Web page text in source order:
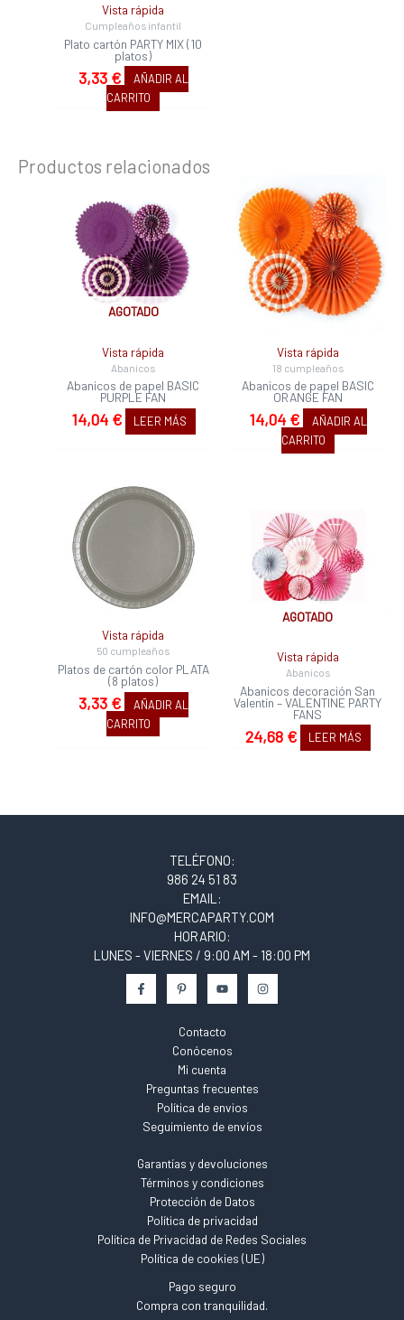
Vista rápida
Cumpleaños infantil
Plato cartón PARTY MIX (10
platos)
3,33 €
AÑADIR AL
CARRITO
Productos relacionados
AGOTADO
Vista rápida
Abanicos
Abanicos de papel BASIC
PURPLE FAN
14,04 € LEER MÁS
Vista rápida
18 cumpleaños
Abanicos de papel BASIC
ORANGE FAN
14,04 €
AÑADIR AL
CARRITO
Vista rápida
50 cumpleaños
Platos de cartón color PLATA
(8 platos)
3,33 €
AÑADIR AL
CARRITO
AGOTADO
Vista rápida
Abanicos
Abanicos decoración San
Valentín – VALENTINE PARTY
FANS
24,68 € LEER MÁS
TELÉFONO:
986 24 51 83
EMAIL:
INFO@MERCAPARTY.COM
HORARIO:
LUNES - VIERNES / 9:00 AM - 18:00 PM
Contacto
Conócenos
Mi cuenta
Preguntas frecuentes
Política de envios
Seguimiento de envíos
Garantías y devoluciones
Términos y condiciones
Protección de Datos
Política de privacidad
Política de Privacidad de Redes Sociales
Política de cookies (UE)
Pago seguro
Compra con tranquilidad.